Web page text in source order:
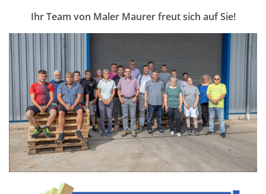
Ihr Team von Maler Maurer freut sich auf Sie!